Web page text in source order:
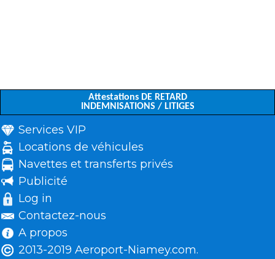
Attestations DE RETARD
INDEMNISATIONS / LITIGES
Services VIP
Locations de véhicules
Navettes et transferts privés
Publicité
Log in
Contactez-nous
A propos
2013-2019 Aeroport-Niamey.com.